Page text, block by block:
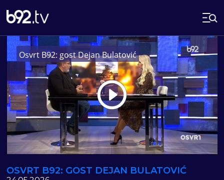
Play
Osvrt B92: gost Dejan Bulatović
OSVRT B92: GOST DEJAN BULATOVIĆ